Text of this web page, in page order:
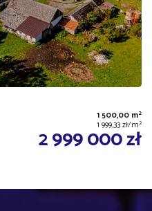
1 500,00 m2
1 999,33 zł/m2
2 999 000 zł